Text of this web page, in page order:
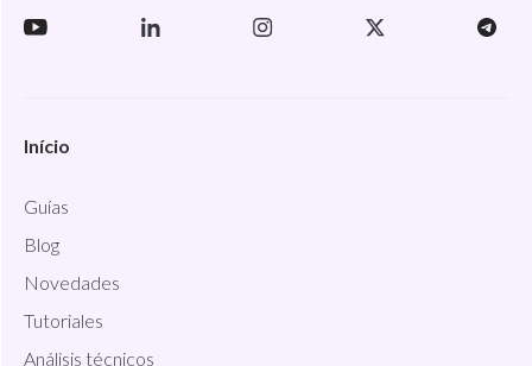
Início
Guías
Blog
Novedades
Tutoriales
Análisis técnicos